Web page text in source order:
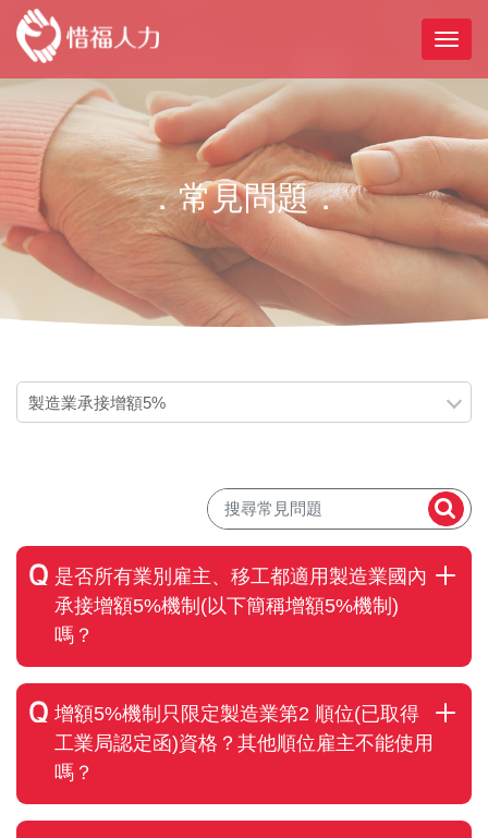
．常見問題．
製造業承接增額5%
是否所有業別雇主、移工都適用製造業國內
承接增額5%機制(以下簡稱增額5%機制)
嗎？
增額5%機制只限定製造業第2 順位(已取得
工業局認定函)資格？其他順位雇主不能使用
嗎？